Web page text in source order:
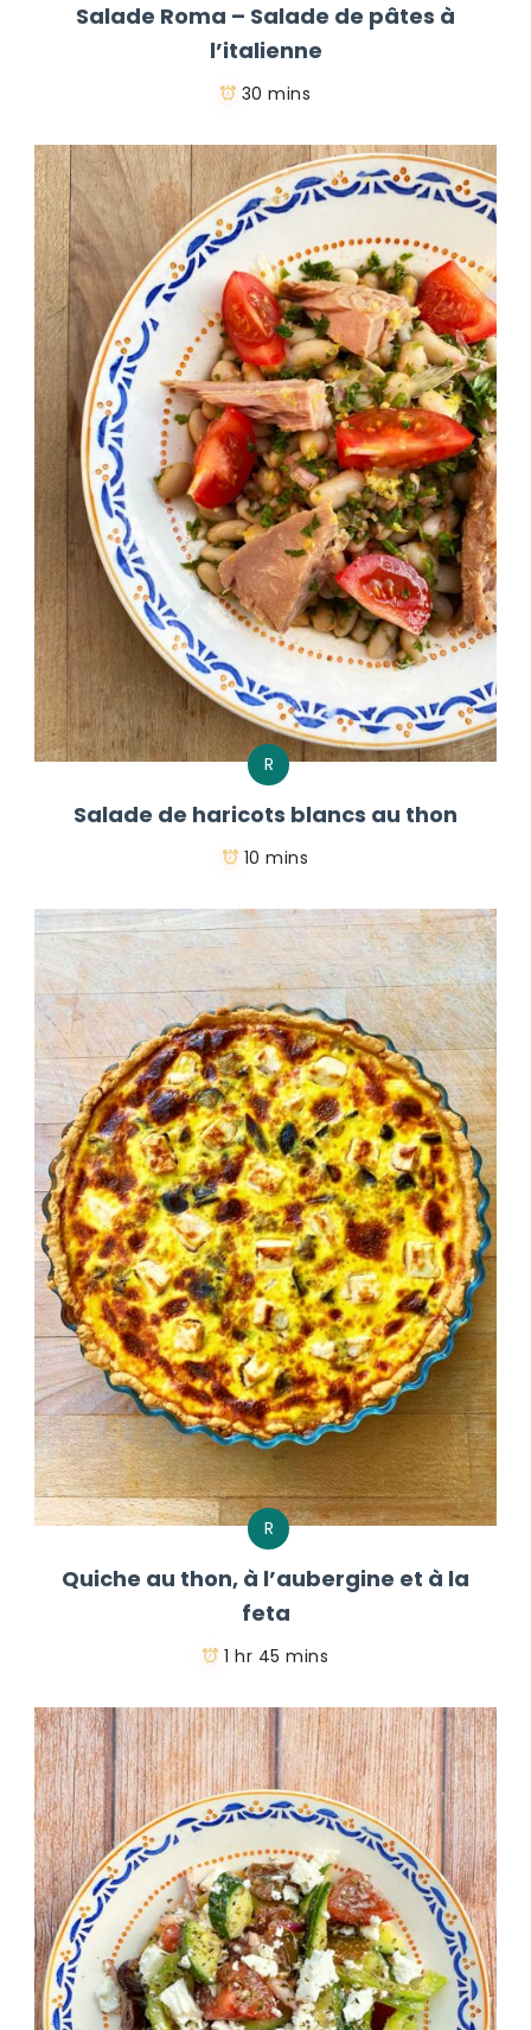
Salade Roma – Salade de pâtes à
l’italienne
30 mins
R
Salade de haricots blancs au thon
10 mins
R
Quiche au thon, à l’aubergine et à la
feta
1 hr 45 mins